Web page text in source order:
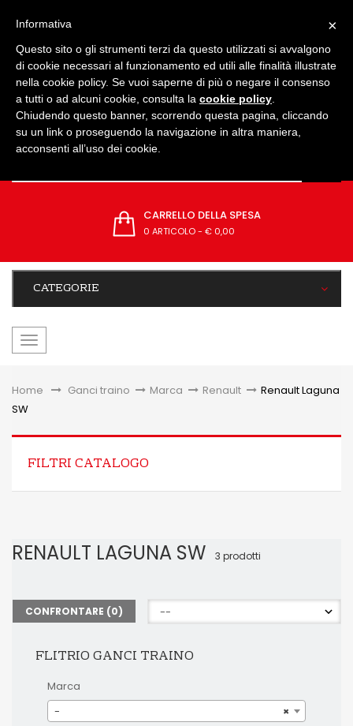
CARRELLO DELLA SPESA
0 ARTICOLO- € 0,00
CATEGORIE
navigazione
Home &gt;Ganci traino > Marca > Renault > Renault Laguna
SW
FILTRI CATALOGO
RENAULT LAGUNA SW 3 prodotti
CONFRONTARE (0)
FLITRIO GANCI TRAINO
Marca
×
-
×
Informativa
Questo sito o gli strumenti terzi da questo utilizzati si avvalgono
di cookie necessari al funzionamento ed utili alle finalità illustrate
nella cookie policy. Se vuoi saperne di più o negare il consenso
a tutti o ad alcuni cookie, consulta la cookie policy
Chiudendo questo banner, scorrendo questa pagina, cliccando
su un link o proseguendo la navigazione in altra maniera,
acconsenti all’uso dei cookie.